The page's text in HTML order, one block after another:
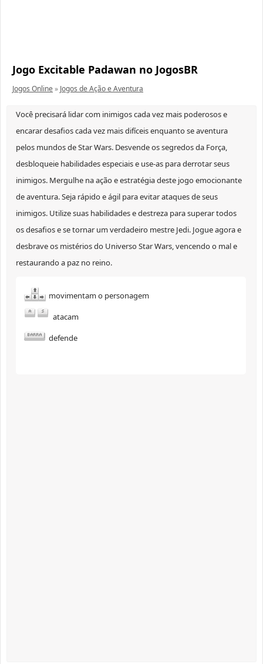
Jogo Excitable Padawan no JogosBR
Jogos Online» Jogos de Ação e Aventura
Você precisará lidar com inimigos cada vez mais poderosos e
encarar desafios cada vez mais difíceis enquanto se aventura
pelos mundos de Star Wars. Desvende os segredos da Força,
desbloqueie habilidades especiais e use-as para derrotar seus
inimigos. Mergulhe na ação e estratégia deste jogo emocionante
de aventura. Seja rápido e ágil para evitar ataques de seus
inimigos. Utilize suas habilidades e destreza para superar todos
os desafios e se tornar um verdadeiro mestre Jedi. Jogue agora e
desbrave os mistérios do Universo Star Wars, vencendo o mal e
restaurando a paz no reino.
movimentam o personagem
atacam
defende